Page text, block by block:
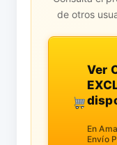
de otros
Ver
En
Envío